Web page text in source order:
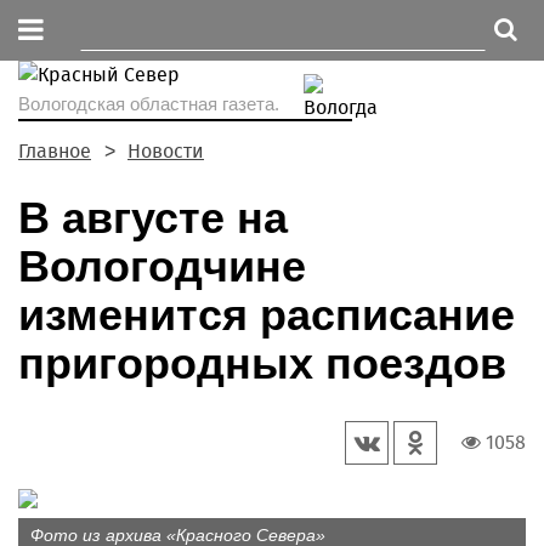
Вологодская областная газета.
Главное Новости
В августе на
Вологодчине
изменится расписание
пригородных поездов
1058
Фото из архива «Красного Севера»